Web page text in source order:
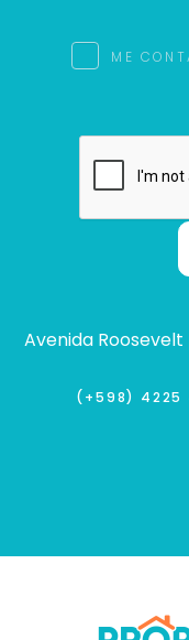
ME
Avenida
(+598) 4225